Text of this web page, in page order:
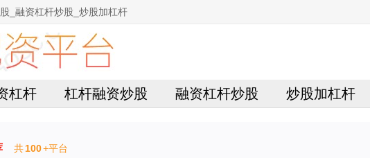
_融资杠杆炒股_炒股加杠杆
杠杆 杠杆融资炒股 融资杠杆炒股 炒股加杠杆
共100+平台